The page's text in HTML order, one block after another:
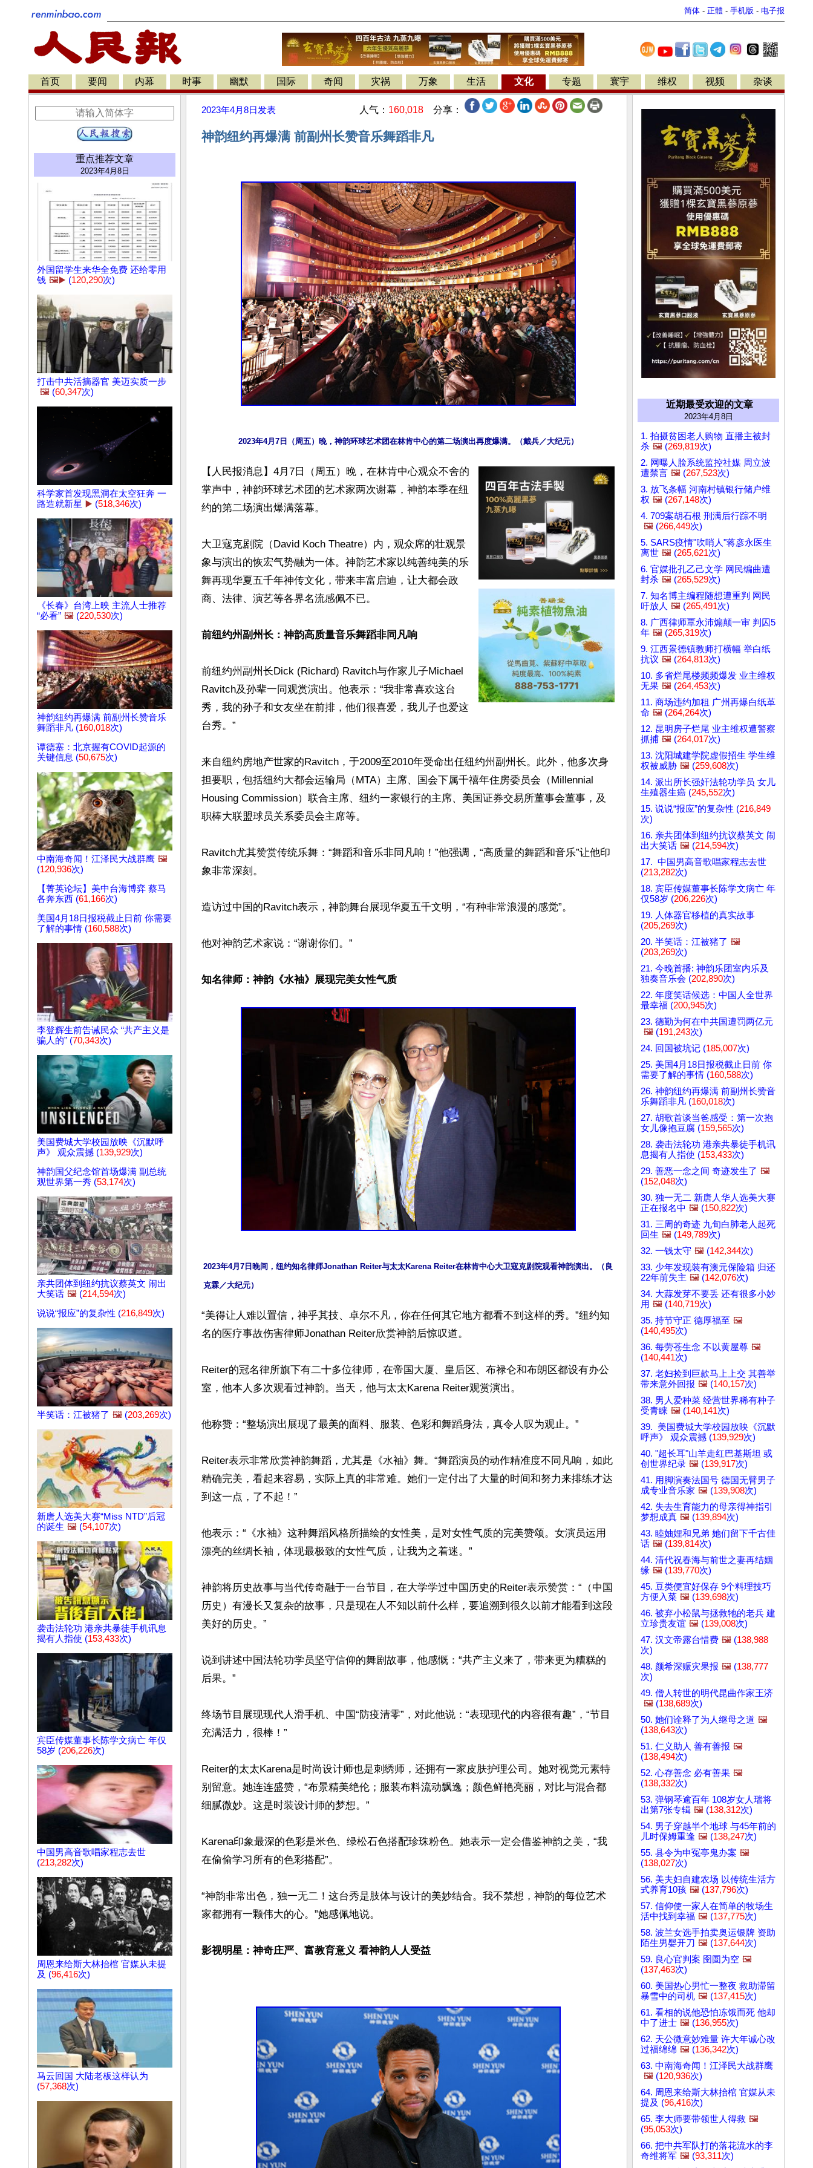
简体 - 正體 - 手机版 - 电子报
首页 要闻 内幕 时事 幽默 国际 奇闻 灾祸 万象 生活 文化 专题 寰宇 维权 视频 杂谈
重点推荐文章
2023年4月8日
外国留学生来华全免费 还给零用
钱 🖼️▶️ (120,290次)
打击中共活摘器官 美迈实质一步
🖼️ (60,347次)
科学家首发现黑洞在太空狂奔 一
路造就新星 ▶️ (518,346次)
《长春》台湾上映 主流人士推荐
“必看” 🖼️ (220,530次)
神韵纽约再爆满 前副州长赞音乐
舞蹈非凡 (160,018次)
谭德塞：北京握有COVID起源的
关键信息 (50,675次)
中南海奇闻！江泽民大战群鹰 🖼️
(120,936次)
【菁英论坛】美中台海博弈 蔡马
各奔东西 (61,166次)
美国4月18日报税截止日前 你需要
了解的事情 (160,588次)
李登辉生前告诫民众 “共产主义是
骗人的” (70,343次)
美国费城大学校园放映《沉默呼
声》 观众震撼 (139,929次)
神韵国父纪念馆首场爆满 副总统
观世界第一秀 (53,174次)
亲共团体到纽约抗议蔡英文 闹出
大笑话 🖼️ (214,594次)
说说“报应”的复杂性 (216,849次)
半笑话：江被猪了 🖼️ (203,269次)
新唐人选美大赛“Miss NTD”后冠
的诞生 🖼️ (54,107次)
袭击法轮功 港亲共暴徒手机讯息
揭有人指使 (153,433次)
宾臣传媒董事长陈学文病亡 年仅
58岁 (206,226次)
中国男高音歌唱家程志去世
(213,282次)
周恩来给斯大林抬棺 官媒从未提
及 (96,416次)
马云回国 大陆老板这样认为
(57,368次)
2023年4月8日 发表 人气： 160,018 分享：
神韵纽约再爆满 前副州长赞音乐舞蹈非凡
2023年4月7日（周五）晚，神韵环球艺术团在林肯中心的第二场演出再度爆满。（戴兵／大纪元）
【人民报消息】4月7日（周五）晚，在林肯中心观众不舍的
掌声中，神韵环球艺术团的艺术家两次谢幕，神韵本季在纽
约的第二场演出爆满落幕。
大卫寇克剧院（David Koch Theatre）内，观众席的壮观景
象与演出的恢宏气势融为一体。神韵艺术家以纯善纯美的乐
舞再现华夏五千年神传文化，带来丰富启迪，让大都会政
商、法律、演艺等各界名流感佩不已。
前纽约州副州长：神韵高质量音乐舞蹈非同凡响
前纽约州副州长Dick (Richard) Ravitch与作家儿子Michael
Ravitch及孙辈一同观赏演出。他表示：“我非常喜欢这台
秀，我的孙子和女友坐在前排，他们很喜爱，我儿子也爱这
台秀。”
来自纽约房地产世家的Ravitch，于2009至2010年受命出任纽约州副州长。此外，他多次身
担要职，包括纽约大都会运输局（MTA）主席、国会下属千禧年住房委员会（Millennial
Housing Commission）联合主席、纽约一家银行的主席、美国证券交易所董事会董事，及
职棒大联盟球员关系委员会主席等。
Ravitch尤其赞赏传统乐舞：“舞蹈和音乐非同凡响！”他强调，“高质量的舞蹈和音乐”让他印
象非常深刻。
造访过中国的Ravitch表示，神韵舞台展现华夏五千文明，“有种非常浪漫的感觉”。
他对神韵艺术家说：“谢谢你们。”
知名律师：神韵《水袖》展现完美女性气质
2023年4月7日晚间，纽约知名律师Jonathan Reiter与太太Karena Reiter在林肯中心大卫寇克剧院观看神韵演出。（良
克霖／大纪元）
“美得让人难以置信，神乎其技、卓尔不凡，你在任何其它地方都看不到这样的秀。”纽约知
名的医疗事故伤害律师Jonathan Reiter欣赏神韵后惊叹道。
Reiter的冠名律所旗下有二十多位律师，在帝国大厦、皇后区、布禄仑和布朗区都设有办公
室，他本人多次观看过神韵。当天，他与太太Karena Reiter观赏演出。
他称赞：“整场演出展现了最美的面料、服装、色彩和舞蹈身法，真令人叹为观止。”
Reiter表示非常欣赏神韵舞蹈，尤其是《水袖》舞。“舞蹈演员的动作精准度不同凡响，如此
精确完美，看起来容易，实际上真的非常难。她们一定付出了大量的时间和努力来排练才达
到这一点，了不起！”
他表示：“《水袖》这种舞蹈风格所描绘的女性美，是对女性气质的完美赞颂。女演员运用
漂亮的丝绸长袖，体现最极致的女性气质，让我为之着迷。”
神韵将历史故事与当代传奇融于一台节目，在大学学过中国历史的Reiter表示赞赏：“（中国
历史）有漫长又复杂的故事，只是现在人不知以前什么样，要追溯到很久以前才能看到这段
美好的历史。”
说到讲述中国法轮功学员坚守信仰的舞剧故事，他感慨：“共产主义来了，带来更为糟糕的
后果。”
终场节目展现现代人滑手机、中国“防疫清零”，对此他说：“表现现代的内容很有趣”，“节目
充满活力，很棒！”
Reiter的太太Karena是时尚设计师也是刺绣师，还拥有一家皮肤护理公司。她对视觉元素特
别留意。她连连盛赞，“布景精美绝伦；服装布料流动飘逸；颜色鲜艳亮丽，对比与混合都
细腻微妙。这是时装设计师的梦想。”
Karena印象最深的色彩是米色、绿松石色搭配珍珠粉色。她表示一定会借鉴神韵之美，“我
在偷偷学习所有的色彩搭配”。
“神韵非常出色，独一无二！这台秀是肢体与设计的美妙结合。我不禁想，神韵的每位艺术
家都拥有一颗伟大的心。”她感佩地说。
影视明星：神奇庄严、富教育意义 看神韵人人受益
近期最受欢迎的文章
2023年4月8日
1. 拍摄贫困老人购物 直播主被封
杀 🖼️ (269,819次)
2. 网曝人脸系统监控社媒 周立波
遭禁言 🖼️ (267,523次)
3. 放飞条幅 河南村镇银行储户维
权 🖼️ (267,148次)
4. 709案胡石根 刑满后行踪不明
🖼️ (266,449次)
5. SARS疫情"吹哨人"蒋彦永医生
离世 🖼️ (265,621次)
6. 官媒批孔乙己文学 网民编曲遭
封杀 🖼️ (265,529次)
7. 知名博主编程随想遭重判 网民
吁放人 🖼️ (265,491次)
8. 广西律师覃永沛煽颠一审 判囚5
年 🖼️ (265,319次)
9. 江西景德镇教师打横幅 举白纸
抗议 🖼️ (264,813次)
10. 多省烂尾楼频频爆发 业主维权
无果 🖼️ (264,453次)
11. 商场违约加租 广州再爆白纸革
命 🖼️ (264,264次)
12. 昆明房子烂尾 业主维权遭警察
抓捕 🖼️ (264,017次)
13. 沈阳城建学院虚假招生 学生维
权被威胁 🖼️ (259,608次)
14. 派出所长强奸法轮功学员 女儿
生殖器生癌 (245,552次)
15. 说说“报应”的复杂性 (216,849
次)
16. 亲共团体到纽约抗议蔡英文 闹
出大笑话 🖼️ (214,594次)
17. 中国男高音歌唱家程志去世
(213,282次)
18. 宾臣传媒董事长陈学文病亡 年
仅58岁 (206,226次)
19. 人体器官移植的真实故事
(205,269次)
20. 半笑话：江被猪了 🖼️
(203,269次)
21. 今晚首播: 神韵乐团室内乐及
独奏音乐会 (202,890次)
22. 年度笑话候选：中国人全世界
最幸福 (200,945次)
23. 德勤为何在中共国遭罚两亿元
🖼️ (191,243次)
24. 回国被坑记 (185,007次)
25. 美国4月18日报税截止日前 你
需要了解的事情 (160,588次)
26. 神韵纽约再爆满 前副州长赞音
乐舞蹈非凡 (160,018次)
27. 胡歌首谈当爸感受：第一次抱
女儿像抱豆腐 (159,565次)
28. 袭击法轮功 港亲共暴徒手机讯
息揭有人指使 (153,433次)
29. 善恶一念之间 奇迹发生了 🖼️
(152,048次)
30. 独一无二 新唐人华人选美大赛
正在报名中 🖼️ (150,822次)
31. 三周的奇迹 九旬白肺老人起死
回生 🖼️ (149,789次)
32. 一钱太守 🖼️ (142,344次)
33. 少年发现装有澳元保险箱 归还
22年前失主 🖼️ (142,076次)
34. 大蒜发芽不要丢 还有很多小妙
用 🖼️ (140,719次)
35. 持节守正 德厚福至 🖼️
(140,495次)
36. 每劳苍生念 不以黄屋尊 🖼️
(140,441次)
37. 老妇捡到巨款马上上交 其善举
带来意外回报 🖼️ (140,157次)
38. 男人爱种菜 经营世界稀有种子
受青睐 🖼️ (140,141次)
39. 美国费城大学校园放映《沉默
呼声》 观众震撼 (139,929次)
40. "超长耳"山羊走红巴基斯坦 或
创世界纪录 🖼️ (139,917次)
41. 用脚演奏法国号 德国无臂男子
成专业音乐家 🖼️ (139,908次)
42. 失去生育能力的母亲得神指引
梦想成真 🖼️ (139,894次)
43. 睦妯娌和兄弟 她们留下千古佳
话 🖼️ (139,814次)
44. 清代祝春海与前世之妻再结姻
缘 🖼️ (139,770次)
45. 豆类便宜好保存 9个料理技巧
方便入菜 🖼️ (139,698次)
46. 被弃小松鼠与拯救牠的老兵 建
立珍贵友谊 🖼️ (139,008次)
47. 汉文帝露台惜费 🖼️ (138,988
次)
48. 颜希深赈灾果报 🖼️ (138,777
次)
49. 僧人转世的明代昆曲作家王济
🖼️ (138,689次)
50. 她们诠释了为人继母之道 🖼️
(138,643次)
51. 仁义助人 善有善报 🖼️
(138,494次)
52. 心存善念 必有善果 🖼️
(138,332次)
53. 弹钢琴逾百年 108岁女人瑞将
出第7张专辑 🖼️ (138,312次)
54. 男子穿越半个地球 与45年前的
儿时保姆重逢 🖼️ (138,247次)
55. 县令为申冤亭鬼办案 🖼️
(138,027次)
56. 美夫妇自建农场 以传统生活方
式养育10孩 🖼️ (137,796次)
57. 信仰使一家人在简单的牧场生
活中找到幸福 🖼️ (137,775次)
58. 波兰女选手拍卖奥运银牌 资助
陌生男婴开刀 🖼️ (137,644次)
59. 良心官判案 囹圄为空 🖼️
(137,463次)
60. 美国热心男忙一整夜 救助滞留
暴雪中的司机 🖼️ (137,415次)
61. 看相的说他恐怕冻饿而死 他却
中了进士 🖼️ (136,955次)
62. 天公微意妙难量 许大年诚心改
过福绵绵 🖼️ (136,342次)
63. 中南海奇闻！江泽民大战群鹰
🖼️ (120,936次)
64. 周恩来给斯大林抬棺 官媒从未
提及 (96,416次)
65. 李大师要带领世人得救 🖼️
(95,053次)
66. 把中共军队打的落花流水的李
奇维将军 🖼️ (93,311次)